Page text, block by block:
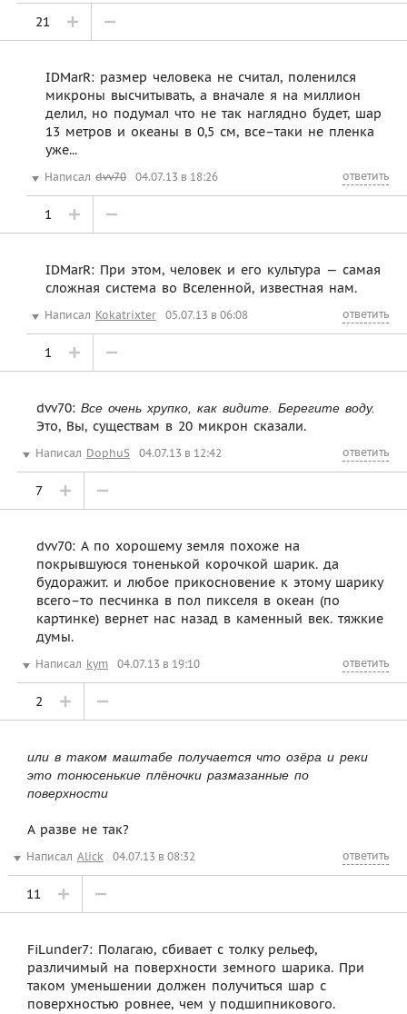
21
IDMarR: размер человека не считал, поленился
микроны высчитывать, а вначале я на миллион
делил, но подумал что не так наглядно будет, шар
13 метров и океаны в 0,5 см, все–таки не пленка
уже...
Написал dvv70 04.07.13 в 18:26 ответить
1
IDMarR: При этом, человек и его культура — самая
сложная система во Вселенной, известная нам.
Написал Kokatrixter 05.07.13 в 06:08 ответить
1
dvv70: Все очень хрупко, как видите. Берегите воду.
Это, Вы, существам в 20 микрон сказали.
Написал DophuS 04.07.13 в 12:42 ответить
7
dvv70: А по хорошему земля похоже на
покрывшуюся тоненькой корочкой шарик. да
будоражит. и любое прикосновение к этому шарику
всего–то песчинка в пол пикселя в океан (по
картинке) вернет нас назад в каменный век. тяжкие
думы.
Написал kym 04.07.13 в 19:10 ответить
2
или в таком маштабе получается что озёра и реки
это тонюсенькие плёночки размазанные по
поверхности
А разве не так?
Написал Alick 04.07.13 в 08:32 ответить
11
FiLunder7: Полагаю, сбивает с толку рельеф,
различимый на поверхности земного шарика. При
таком уменьшении должен получиться шар с
поверхностью ровнее, чем у подшипникового.